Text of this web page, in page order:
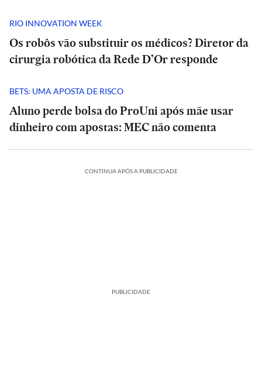
RIO INNOVATION WEEK
Os robôs vão substituir os médicos? Diretor da
cirurgia robótica da Rede D’Or responde
BETS: UMA APOSTA DE RISCO
Aluno perde bolsa do ProUni após mãe usar
dinheiro com apostas: MEC não comenta
CONTINUA APÓS A PUBLICIDADE
PUBLICIDADE